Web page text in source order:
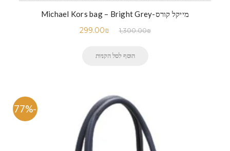
מייקל קורס-Michael Kors bag – Bright Grey
1,300.00₪
299.00₪
הוסף לסל הקניות
-77%